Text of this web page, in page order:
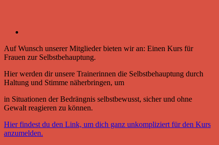
Auf Wunsch unserer Mitglieder bieten wir an: Einen Kurs für
Frauen zur Selbstbehauptung.
Hier werden dir unsere Trainerinnen die Selbstbehauptung durch
Haltung und Stimme näherbringen, um
in Situationen der Bedrängnis selbstbewusst, sicher und ohne
Gewalt reagieren zu können.
Hier findest du den Link, um dich ganz unkompliziert für den Kurs
anzumelden.